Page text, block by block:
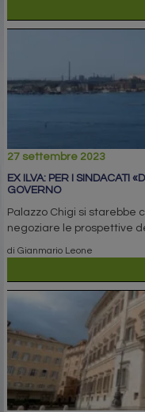
27 settembre 2023
EX ILVA: PER I SINDACATI
GOVERNO
Palazzo Chigi si starebbe
negoziare le prospettive
di Gianmario Leone